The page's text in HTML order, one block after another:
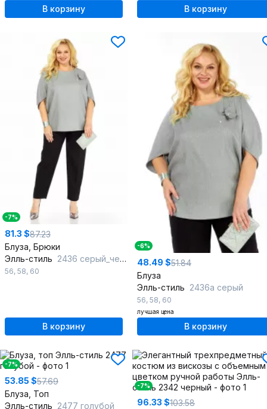
В корзину В корзину
-7%
81.3 $87.23
Блуза, Брюки
Элль-стиль 2436 серый_черный
56, 58, 60
В корзину
-6%
48.49 $51.84
Блуза
Элль-стиль 2436а серый
56, 58, 60
лучшая цена
В корзину
-7%
53.85 $57.69
Блуза, Топ
Элль-стиль 2477 голубой
-7%
96.33 $103.58